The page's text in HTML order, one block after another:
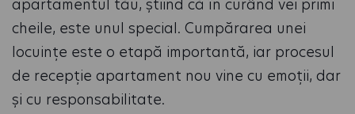
apartamentul tău, știind că în curând vei primi
cheile, este unul special. Cumpărarea unei
locuințe este o etapă importantă, iar procesul
de recepție apartament nou vine cu emoții, dar
și cu responsabilitate.